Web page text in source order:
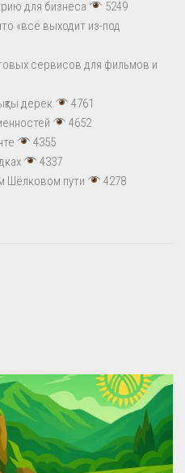
для бизнеса
5249
«всё выходит из-под
сервисов для фильмов и
дерек
4761
4652
4355
4337
Шёлковом пути
4278